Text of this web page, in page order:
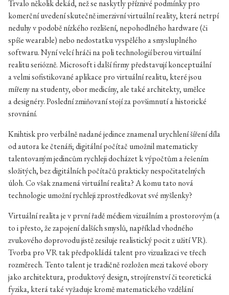
Trvalo několik dekád, než se naskytly příznivé podmínky pro
komerční uvedení skutečně imerzivní virtuální reality, která netrpí
neduhy v podobě nízkého rozlišení, nepohodlného hardware (či
spíše wearable) nebo nedostatku vyspělého a smysluplného
softwaru. Nyní velcí hráči na poli technologií berou virtuální
realitu seriózně. Microsoft i další firmy představují konceptuální
a velmi sofistikované aplikace pro virtuální realitu, které jsou
mířeny na studenty, obor medicíny, ale také architekty, umělce
a designéry. Poslední zmiňovaní stojí za povšimnutí a historické
srovnání.
Knihtisk pro verbálně nadané jedince znamenal urychlení šíření díla
od autora ke čtenáři; digitální počítač umožnil matematicky
talentovaným jedincům rychleji docházet k výpočtům a řešením
složitých, bez digitálních počítačů prakticky nespočitatelných
úloh. Co však znamená virtuální realita? A komu tato nová
technologie umožní rychleji zprostředkovat své myšlenky?
Virtuální realita je v první řadě médiem vizuálním a prostorovým (a
to i přesto, že zapojení dalších smyslů, například vhodného
zvukového doprovodu jistě zesiluje realistický pocit z užití VR).
Tvorba pro VR tak předpokládá talent pro vizualizaci ve třech
rozměrech. Tento talent je tradičně rozložen mezi takové obory
jako architektura, produktový design, strojírenství či teoretická
fyzika, která také vyžaduje kromě matematického vzdělání